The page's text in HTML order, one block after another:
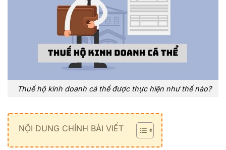
Thuế hộ kinh doanh cá thể được thực hiện như thế nào?
NỘI DUNG CHÍNH BÀI VIẾT